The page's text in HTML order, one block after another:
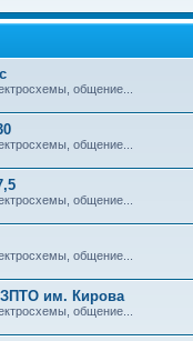
общение...
общение...
общение...
общение...
им. Кирова
общение...